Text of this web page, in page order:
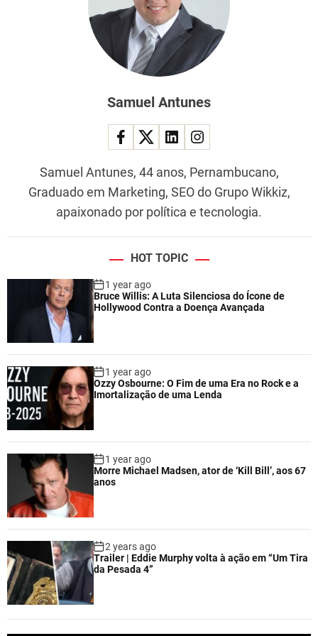
Samuel Antunes
Samuel Antunes, 44 anos, Pernambucano,
Graduado em Marketing, SEO do Grupo Wikkiz,
apaixonado por política e tecnologia.
HOT TOPIC
1 year ago
Bruce Willis: A Luta Silenciosa do Ícone de
Hollywood Contra a Doença Avançada
1 year ago
Ozzy Osbourne: O Fim de uma Era no Rock e a
Imortalização de uma Lenda
1 year ago
Morre Michael Madsen, ator de ‘Kill Bill’, aos 67
anos
2 years ago
Trailer | Eddie Murphy volta à ação em “Um Tira
da Pesada 4”